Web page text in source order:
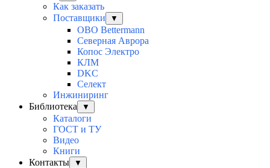
Как заказать
Поставщики
▼
OBO Bettermann
Северная Аврора
Копос Электро
КЛМ
DKC
Селект
Инжиниринг
Библиотека
▼
Каталоги
ГОСТ и ТУ
Видео
Книги
Контакты
▼